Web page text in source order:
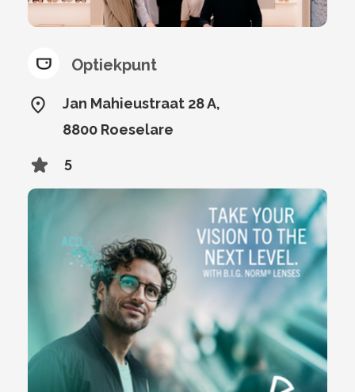
Optiekpunt
Jan Mahieustraat 28 A,
8800 Roeselare
5